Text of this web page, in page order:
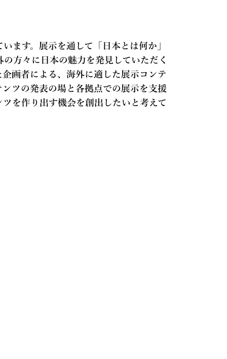
ます。展示を通して「日本とは何か」
方々に日本の魅力を発見していただく
画者による、海外に適した展示コンテ
ツの発表の場と各拠点での展示を支援
を作り出す機会を創出したいと考えて